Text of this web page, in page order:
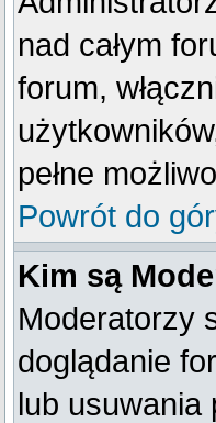
nad całym
forum,
pełne
Powrót do
Kim są
Moderatorzy
doglądanie
lub usuwania